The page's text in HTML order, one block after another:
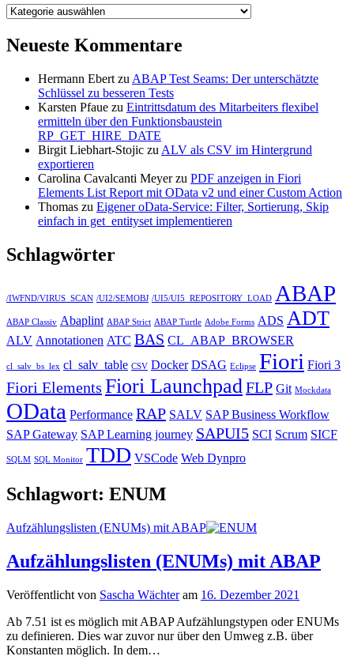
Kategorien
Neueste Kommentare
Hermann Ebert zu ABAP Test Seams: Der unterschätzte
Schlüssel zu besseren Tests
Karsten Pfaue zu Eintrittsdatum des Mitarbeiters flexibel
ermitteln über den Funktionsbaustein
RP_GET_HIRE_DATE
Birgit Liebhart-Stojic zu ALV als CSV im Hintergrund
exportieren
Carolina Cavalcanti Meyerzu PDF anzeigen in Fiori
Elements List Report mit OData v2 und einer Custom Action
Thomas zu Eigener oData-Service: Filter, Sortierung, Skip
einfach in get_entityset implementieren
Schlagwörter
/IWFND/VIRUS_SCAN /UI2/SEMOBJ /UI5/UI5_REPOSITORY_LOAD ABAP
ABAP Classiv Abaplint ABAP Strict ABAP Turtle Adobe Forms ADS ADT
ALV Annotationen ATC BAS CL_ABAP_BROWSER
cl_salv_bs_lex cl_salv_table CSV Docker DSAG Eclipse Fiori Fiori 3
Fiori Elements Fiori LaunchpadFLP Git Mockdata
OData Performance RAP SALV SAP Business Workflow
SAP Gateway SAP Learning journey SAPUI5 SCI Scrum SICF
SQLM SQL Monitor TDD VSCode Web Dynpro
Schlagwort: ENUM
Aufzählungslisten (ENUMs) mit ABAP
Aufzählungslisten (ENUMs) mit ABAP
Veröffentlicht von Sascha Wächteram 16. Dezember 2021
Ab 7.51 ist es möglich mit ABAP Aufzählungstypen oder ENUMs
zu definieren. Dies war zuvor nur über den Umweg z.B. über
Konstanten möglich. In dem…